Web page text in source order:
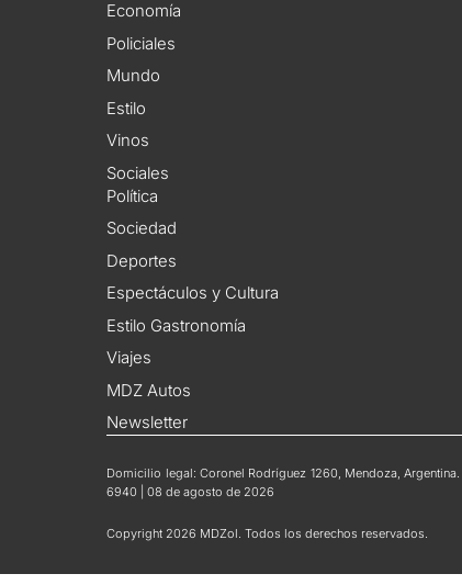
Economía
Policiales
Mundo
Estilo
Vinos
Sociales
Política
Sociedad
Deportes
Espectáculos y Cultura
Estilo Gastronomía
Viajes
MDZ Autos
Newsletter
Domicilio legal: Coronel Rodríguez 1260, Mendoza,
6940 | 08 de agosto de 2026
Copyright 2026 MDZol. Todos los derechos reservados.